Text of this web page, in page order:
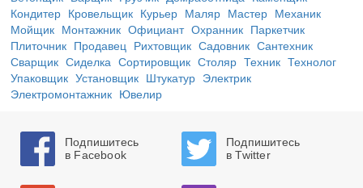
Кондитер
Кровельщик Курьер Маляр Мастер
Механик
Мойщик
Монтажник Официант Охранник
Паркетчик
Плиточник
Продавец Рихтовщик Садовник Сантехник
Сварщик Сиделка Сортировщик Столяр Техник Технолог
Упаковщик Установщик Штукатур
Электрик
Электромонтажник
Ювелир
Подпишитесь
в Facebook
Подпишитесь
в Twitter